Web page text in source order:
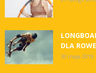
DLA
30 maja 2018